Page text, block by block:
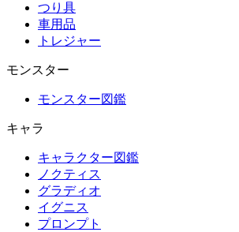
つり具
車用品
トレジャー
モンスター
モンスター図鑑
キャラ
キャラクター図鑑
ノクティス
グラディオ
イグニス
プロンプト